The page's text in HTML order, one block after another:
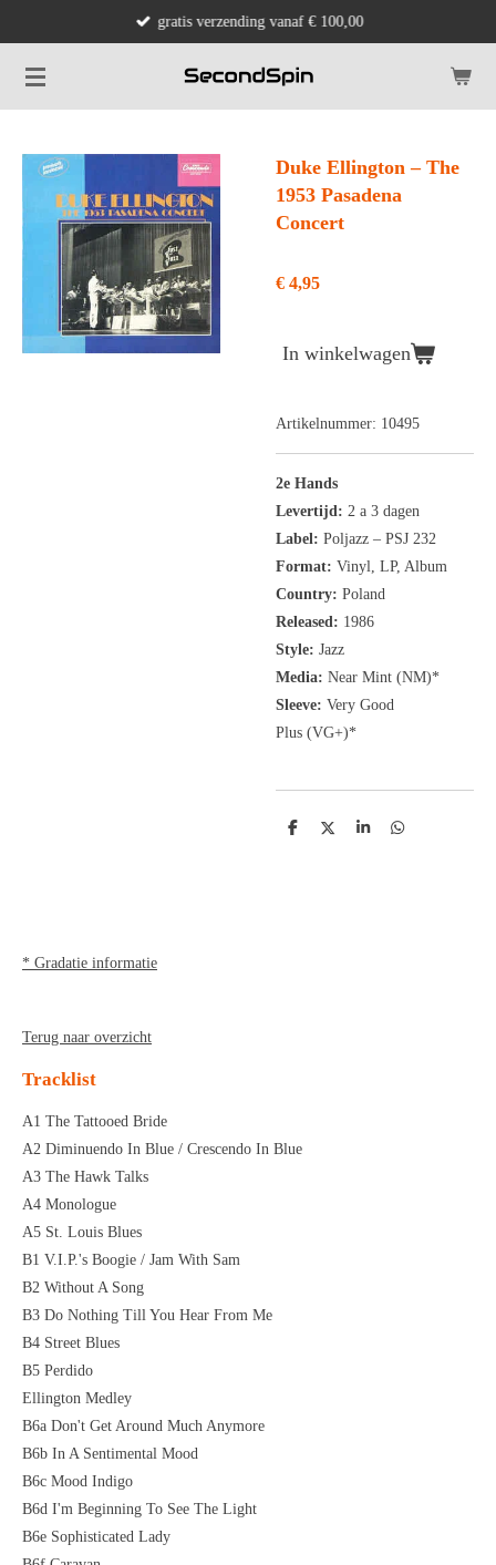
naar
de
gratis verzending vanaf € 100,00
Duke Ellington ‎– The
1953 Pasadena
Concert
€ 4,95
In winkelwagen
Artikelnummer: 10495
2e Hands
Levertijd: 2 a 3 dagen
Label: Poljazz ‎– PSJ 232
Format: Vinyl, LP, Album
Country: Poland
Released: 1986
Style: Jazz
Media: Near Mint (NM)*
Sleeve: Very Good
Plus (VG+)*
D
D
S
D
* Gradatie informatie
Terug naar overzicht
Tracklist
A1 The Tattooed Bride
A2 Diminuendo In Blue / Crescendo In Blue
A3 The Hawk Talks
A4 Monologue
A5 St. Louis Blues
B1 V.I.P.'s Boogie / Jam With Sam
B2 Without A Song
B3 Do Nothing Till You Hear From Me
B4 Street Blues
B5 Perdido
Ellington Medley
B6a Don't Get Around Much Anymore
B6b In A Sentimental Mood
B6c Mood Indigo
B6d I'm Beginning To See The Light
B6e Sophisticated Lady